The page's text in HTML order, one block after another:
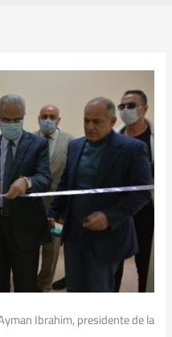
Ibrahim, presidente de la